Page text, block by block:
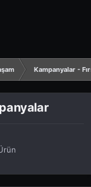
Kampanyalar -